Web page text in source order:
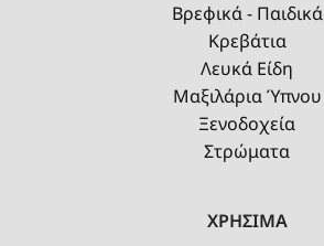
Βρεφικά - Παιδικά
Κρεβάτια
Λευκά Είδη
Μαξιλάρια Ύπνου
Ξενοδοχεία
Στρώματα
ΧΡΗΣΙΜΑ